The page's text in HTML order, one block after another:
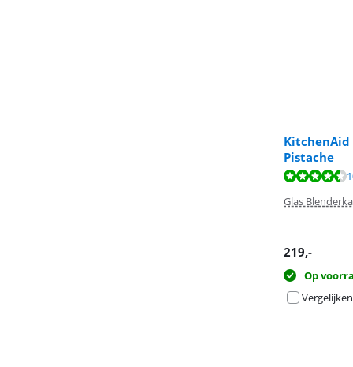
KitchenAid
Pistache
Beoordeling is
Glas
219,-
Op
Vergelijken
Beoordeling is
Beoordeling is